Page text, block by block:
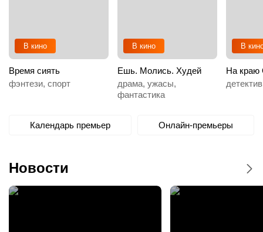
Календарь премьер Онлайн-премьеры
В кино
Время сиять
фэнтези, спорт
В кино
Ешь. Молись. Худей
драма, ужасы,
фантастика
В
На краю
Новости